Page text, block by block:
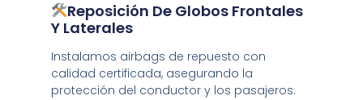
Reposición De Globos Frontales
Y Laterales
Instalamos airbags de repuesto con
calidad certificada, asegurando la
protección del conductor y los pasajeros.